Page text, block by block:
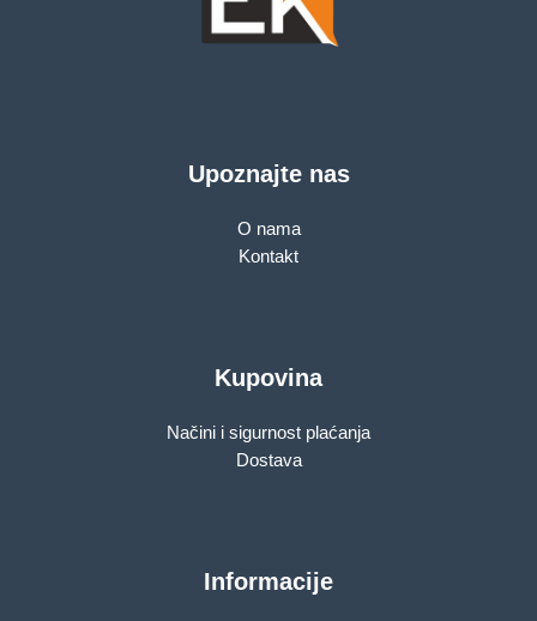
Upoznajte nas
O nama
Kontakt
Kupovina
Načini i sigurnost plaćanja
Dostava
Informacije